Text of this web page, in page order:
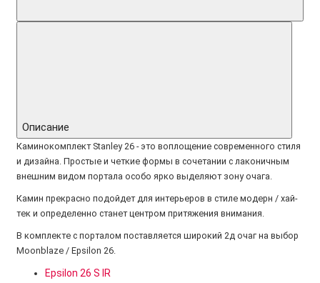
Описание
Каминокомплект Stanley 26 - это воплощение современного стиля
и дизайна. Простые и четкие формы в сочетании с лаконичным
внешним видом портала особо ярко выделяют зону очага.
Камин прекрасно подойдет для интерьеров в стиле модерн / хай-
тек и определенно станет центром притяжения внимания.
В комплекте с порталом поставляется широкий 2д очаг на выбор
Moonblaze / Epsilon 26.
Epsilon 26 S IR